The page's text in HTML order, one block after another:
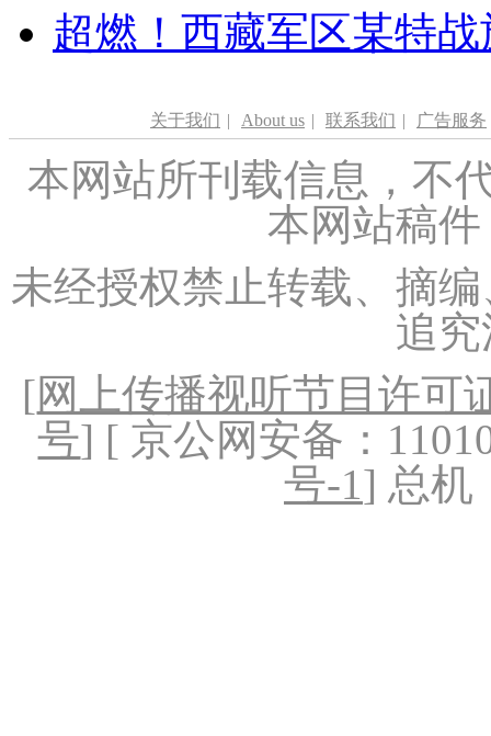
超燃！西藏军区某特
关于我们 | About us | 联系我们 | 广告服务
本网站所刊载信息，不
本网站稿
未经授权禁止转载、摘
追
[网上传播视听节目许可
号] [ 京公网安备：
号-1] 总机